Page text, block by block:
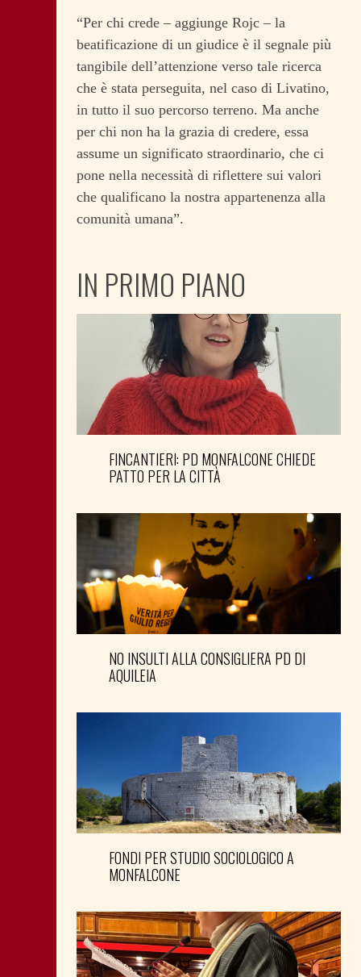
“Per chi crede – aggiunge Rojc – la
beatificazione di un giudice è il segnale più
tangibile dell’attenzione verso tale ricerca
che è stata perseguita, nel caso di Livatino,
in tutto il suo percorso terreno. Ma anche
per chi non ha la grazia di credere, essa
assume un significato straordinario, che ci
pone nella necessità di riflettere sui valori
che qualificano la nostra appartenenza alla
comunità umana”.
IN PRIMO PIANO
FINCANTIERI: PD MONFALCONE CHIEDE
PATTO PER LA CITTÀ
NO INSULTI ALLA CONSIGLIERA PD DI
AQUILEIA
FONDI PER STUDIO SOCIOLOGICO A
MONFALCONE